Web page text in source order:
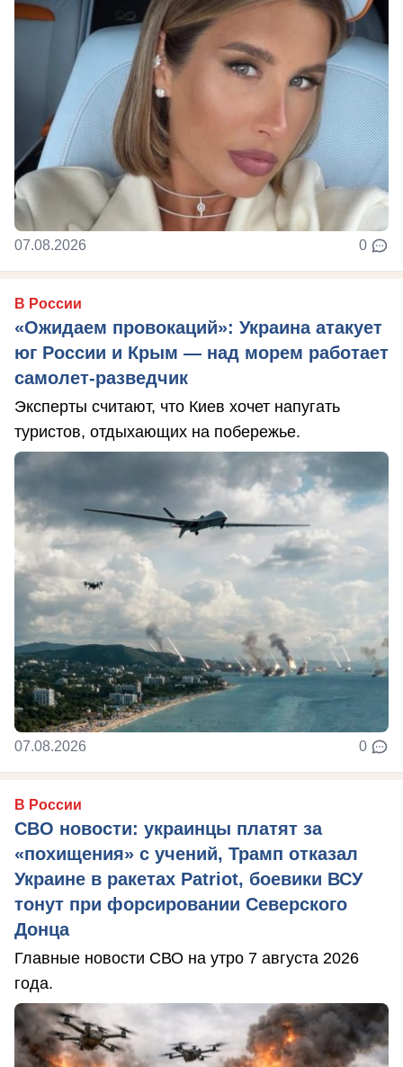
07.08.2026 0
В России
«Ожидаем провокаций»: Украина атакует
юг России и Крым — над морем работает
самолет-разведчик
Эксперты считают, что Киев хочет напугать
туристов, отдыхающих на побережье.
07.08.2026 0
В России
СВО новости: украинцы платят за
«похищения» с учений, Трамп отказал
Украине в ракетах Patriot, боевики ВСУ
тонут при форсировании Северского
Донца
Главные новости СВО на утро 7 августа 2026
года.